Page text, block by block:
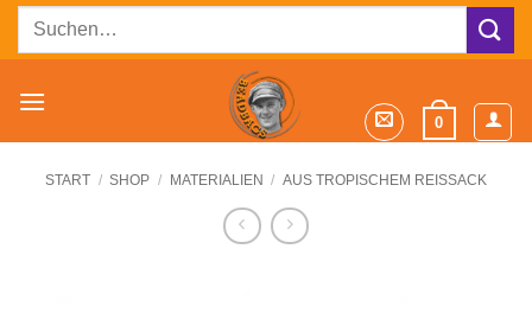
ZumSuchen
0
START / SHOP / MATERIALIEN / AUS TROPISCHEM REISSACK